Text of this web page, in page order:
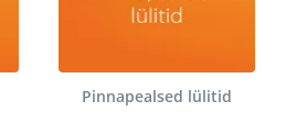
Pinnapealsed lülitid